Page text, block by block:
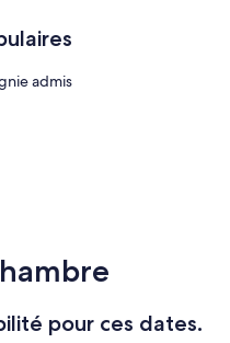
admis
pour ces dates.